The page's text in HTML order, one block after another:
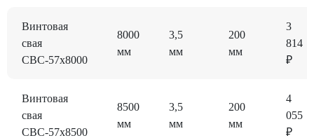
Винтовая
свая
СВС-57x8000
8000
мм
3,5
мм
200
мм
3
814
₽
Винтовая
свая
СВС-57x8500
8500
мм
3,5
мм
200
мм
4
055
₽